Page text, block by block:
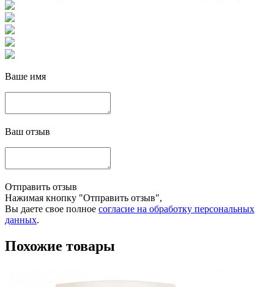
Ваше имя
Ваш отзыв
Отправить отзыв
Нажимая кнопку "Отправить отзыв",
Вы даете свое полное согласие на обработку персональных
данных.
Похожие товары